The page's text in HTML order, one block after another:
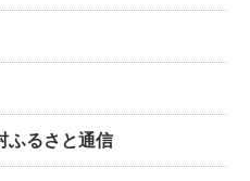
ふるさと通信